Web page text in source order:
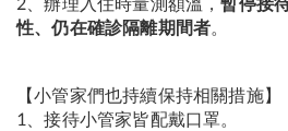
性、仍在確診隔離期間者。
【小管家們也持續保持相關措施】
1、接待小管家皆配戴口罩。